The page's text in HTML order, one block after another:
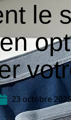
le
23 octobre 2025